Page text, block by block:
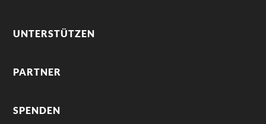
UNTERSTÜTZEN
PARTNER
SPENDEN